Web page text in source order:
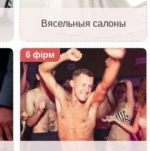
Вясельныя салоны
6 фірм